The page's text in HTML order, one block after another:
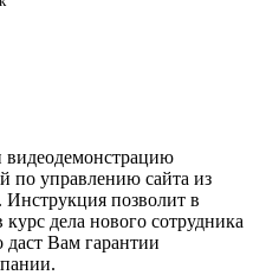
видеодемонстрацию
по управлению сайта из
позволит в
дела нового сотрудника
Вам гарантии